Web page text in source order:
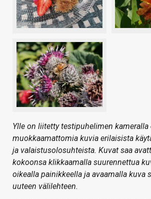
Ylle on liitetty testipuhelimen
muokkaamattomia kuvia erilaisista
ja valaistusolosuhteista. Kuvat saa
kokoonsa klikkaamalla suurennettua
oikealla painikkeella ja avaamalla kuva
uuteen välilehteen.